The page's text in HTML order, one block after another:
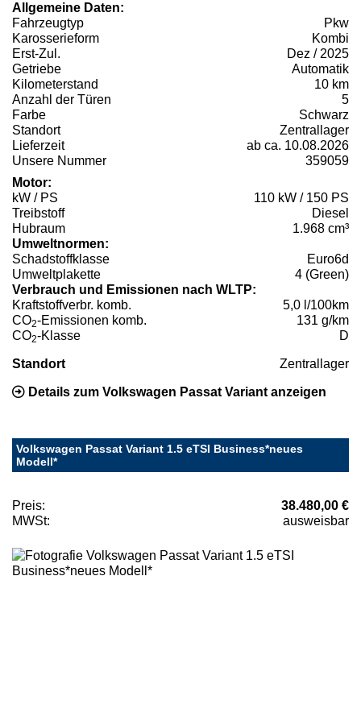
Allgemeine Daten:
Fahrzeugtyp
Pkw
Karosserieform
Kombi
Erst-Zul.
Dez / 2025
Getriebe
Automatik
Kilometerstand
10 km
Anzahl der Türen
5
Farbe
Schwarz
Standort
Zentrallager
Lieferzeit
ab ca. 10.08.2026
Unsere Nummer
359059
Motor:
kW / PS
110 kW / 150 PS
Treibstoff
Diesel
Hubraum
1.968 cm³
Umweltnormen:
Schadstoffklasse
Euro6d
Umweltplakette
4 (Green)
Verbrauch und Emissionen nach WLTP:
Kraftstoffverbr. komb.
5,0 l/100km
CO2-Emissionen komb.
131 g/km
CO2-Klasse D
Standort Zentrallager
Details zum Volkswagen Passat Variant anzeigen
Volkswagen Passat Variant 1.5 eTSI Business*neues
Modell*
Preis:
38.480,00 €
MWSt:
ausweisbar